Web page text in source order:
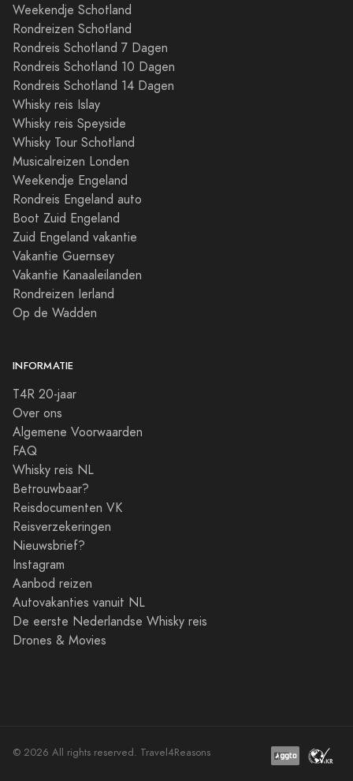
Weekendje Schotland
Rondreizen Schotland
Rondreis Schotland 7 Dagen
Rondreis Schotland 10 Dagen
Rondreis Schotland 14 Dagen
Whisky reis Islay
Whisky reis Speyside
Whisky Tour Schotland
Musicalreizen Londen
Weekendje Engeland
Rondreis Engeland auto
Boot Zuid Engeland
Zuid Engeland vakantie
Vakantie Guernsey
Vakantie Kanaaleilanden
Rondreizen Ierland
Op de Wadden
INFORMATIE
T4R 20-jaar
Over ons
Algemene Voorwaarden
FAQ
Whisky reis NL
Betrouwbaar?
Reisdocumenten VK
Reisverzekeringen
Nieuwsbrief?
Instagram
Aanbod reizen
Autovakanties vanuit NL
De eerste Nederlandse Whisky reis
Drones & Movies
© 2026 All rights reserved. Travel4Reasons